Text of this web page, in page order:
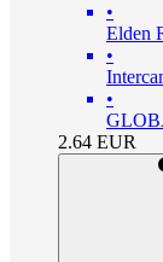
•
Elden
•
•
2.64 EUR